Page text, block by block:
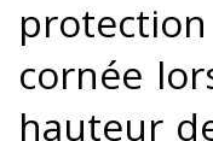
cornée
hauteur